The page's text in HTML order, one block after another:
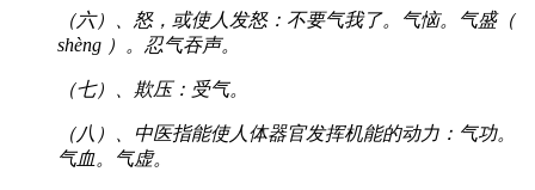
（六）、怒，或使人发怒：不要气我了。气恼。气盛（
shèng ）。忍气吞声。
（七）、欺压：受气。
（八）、中医指能使人体器官发挥机能的动力：气功。
气血。气虚。